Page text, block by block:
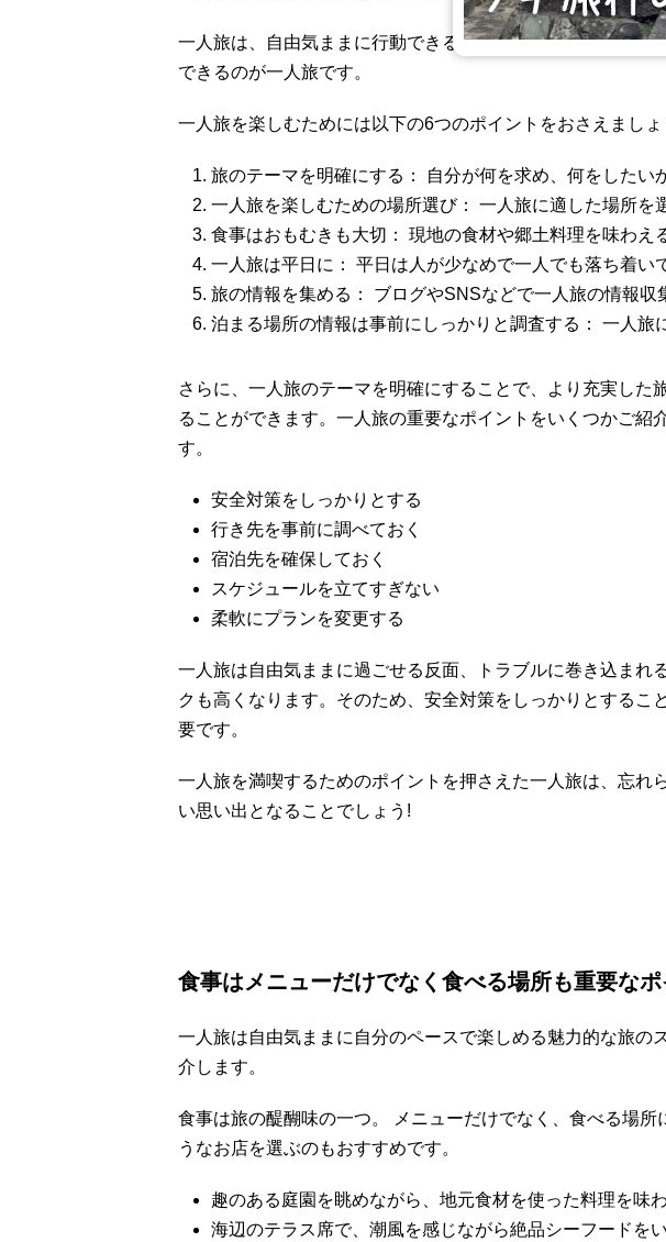
一人旅は、自由気ままに行動できるのが最大のメリットで
できるのが一人旅です。
一人旅を楽しむためには以下の6つのポイントをおさえましょ
旅のテーマを明確にする： 自分が何を求め、何をしたい
一人旅を楽しむための場所選び： 一人旅に適した場所を
食事はおもむきも大切： 現地の食材や郷土料理を味わえ
一人旅は平日に： 平日は人が少なめで一人でも落ち着い
旅の情報を集める： ブログやSNSなどで一人旅の情報収
泊まる場所の情報は事前にしっかりと調査する： 一人旅
さらに、一人旅のテーマを明確にすることで、より充実した
ることができます。一人旅の重要なポイントをいくつかご紹
す。
安全対策をしっかりとする
行き先を事前に調べておく
宿泊先を確保しておく
スケジュールを立てすぎない
柔軟にプランを変更する
一人旅は自由気ままに過ごせる反面、トラブルに巻き込まれ
クも高くなります。そのため、安全対策をしっかりとするこ
要です。
一人旅を満喫するためのポイントを押さえた一人旅は、忘れ
い思い出となることでしょう!
食事はメニューだけでなく食べる場所も重要なポ
一人旅は自由気ままに自分のペースで楽しめる魅力的な旅
介します。
食事は旅の醍醐味の一つ。 メニューだけでなく、食べる場
うなお店を選ぶのもおすすめです。
趣のある庭園を眺めながら、地元食材を使った料理を味
海辺のテラス席で、潮風を感じながら絶品シーフードを